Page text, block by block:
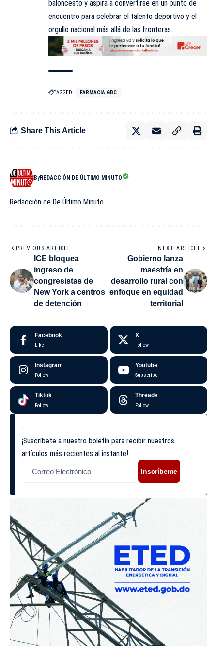
baloncesto y aspira a convertirse en un punto de
encuentro para celebrar el talento deportivo y el
orgullo nacional más allá de las fronteras.
TAGGED: FARMACIA GBC
Share This Article
ByREDACCIÓN DE ÚLTIMO MINUTO
Redacción de De Último Minuto
PREVIOUS ARTICLE
ICE bloquea
ingreso de
congresistas de
New York a centros
de detención
NEXT ARTICLE
Gobierno lanza
maestría en
desarrollo rural con
enfoque en equidad
territorial
Facebook
Like
X
Follow
Instagram
Follow
Youtube
Subscribe
Tiktok
Follow
Threads
Follow
¡Suscríbete a nuestro boletín para recibir nuestros
artículos más recientes al instante!
Inscríbeme